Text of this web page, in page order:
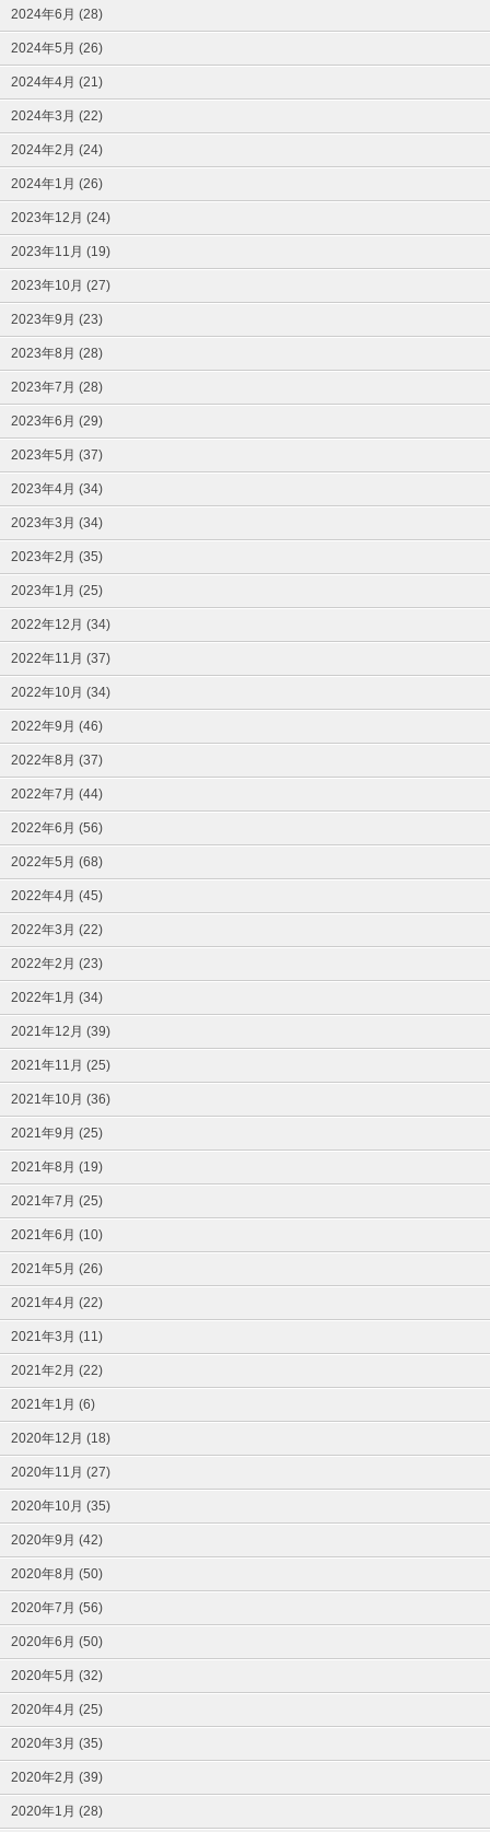
2024年6月 (28)
2024年5月 (26)
2024年4月 (21)
2024年3月 (22)
2024年2月 (24)
2024年1月 (26)
2023年12月 (24)
2023年11月 (19)
2023年10月 (27)
2023年9月 (23)
2023年8月 (28)
2023年7月 (28)
2023年6月 (29)
2023年5月 (37)
2023年4月 (34)
2023年3月 (34)
2023年2月 (35)
2023年1月 (25)
2022年12月 (34)
2022年11月 (37)
2022年10月 (34)
2022年9月 (46)
2022年8月 (37)
2022年7月 (44)
2022年6月 (56)
2022年5月 (68)
2022年4月 (45)
2022年3月 (22)
2022年2月 (23)
2022年1月 (34)
2021年12月 (39)
2021年11月 (25)
2021年10月 (36)
2021年9月 (25)
2021年8月 (19)
2021年7月 (25)
2021年6月 (10)
2021年5月 (26)
2021年4月 (22)
2021年3月 (11)
2021年2月 (22)
2021年1月 (6)
2020年12月 (18)
2020年11月 (27)
2020年10月 (35)
2020年9月 (42)
2020年8月 (50)
2020年7月 (56)
2020年6月 (50)
2020年5月 (32)
2020年4月 (25)
2020年3月 (35)
2020年2月 (39)
2020年1月 (28)